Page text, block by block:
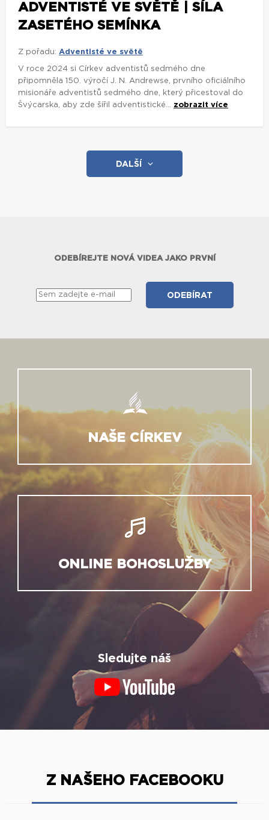
ADVENTISTÉ VE SVĚTĚ | SÍLA
ZASETÉHO SEMÍNKA
Z pořadu: Adventisté ve světě
V roce 2024 si Církev adventistů sedmého dne
připomněla 150. výročí J. N. Andrewse, prvního oficiálního
misionáře adventistů sedmého dne, který přicestoval do
Švýcarska, aby zde šířil adventistické... zobrazit více
DALŠÍ
ODEBÍREJTE NOVÁ VIDEA JAKO PRVNÍ
NAŠE CÍRKEV
ONLINE BOHOSLUŽBY
Sledujte náš
Z NAŠEHO FACEBOOKU